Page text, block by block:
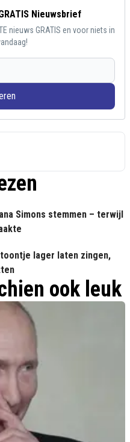
Nieuwsbrief
nieuws GRATIS en voor niets in
Simons stemmen – terwijl
lager laten zingen,
ook leuk